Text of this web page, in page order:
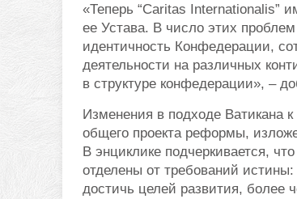
«Теперь “Caritas Internationalis”
ее Устава. В число этих проблем
идентичность Конфедерации,
деятельности на различных
в структуре конфедерации», –
Изменения в подходе Ватикана
общего проекта реформы,
В энциклике подчеркивается,
отделены от требований
достичь целей развития, более